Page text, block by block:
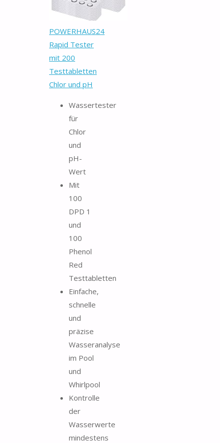
POWERHAUS24
Rapid Tester
mit 200
Testtabletten
Chlor und pH
Wassertester
für
Chlor
und
pH-
Wert
Mit
100
DPD 1
und
100
Phenol
Red
Testtabletten
Einfache,
schnelle
und
präzise
Wasseranalyse
im Pool
und
Whirlpool
Kontrolle
der
Wasserwerte
mindestens